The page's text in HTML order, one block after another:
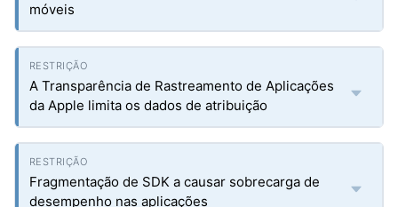
móveis
A Transparência de Rastreamento de Aplicações
da Apple limita os dados de atribuição
Fragmentação de SDK a causar sobrecarga de
desempenho nas aplicações